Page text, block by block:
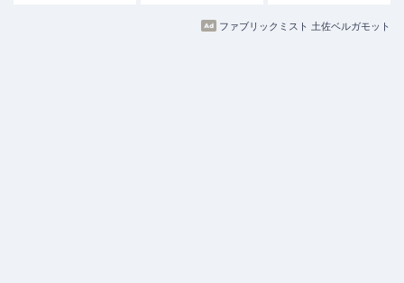
ファブリックミスト 土佐ベルガモット